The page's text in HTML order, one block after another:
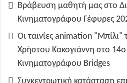
Βράβευση μαθητή μας στο
Κινηματογράφου Γέφυρες
Οι ταινίες animation
Χρήστου Κακογιάννη στο
Κινηματογράφου Bridges